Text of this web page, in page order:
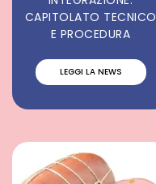
CAPITOLATO TECNICO
E PROCEDURA
LEGGI LA NEWS